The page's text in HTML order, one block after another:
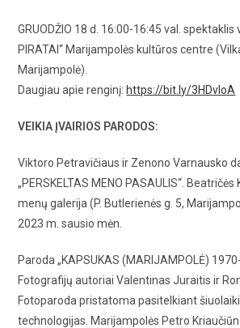
GRUODŽIO 18 d. 16:00-16:45 val. spektaklis
PIRATAI“ Marijampolės kultūros centre
Marijampolė).
Daugiau apie renginį: https://bit.ly/3HDvloA
VEIKIA ĮVAIRIOS PARODOS:
Viktoro Petravičiaus ir Zenono Varnausko
„PERSKELTAS MENO PASAULIS“.
menų galerija (P. Butlerienės g. 5,
2023 m. sausio mėn.
Paroda „KAPSUKAS (MARIJAMPOLĖ)
Fotografijų autoriai Valentinas Juraitis ir
Fotoparoda pristatoma pasitelkiant
technologijas. Marijampolės Petro